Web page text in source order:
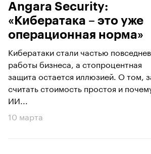
Angara Security:
«Кибератака – это уже
операционная норма»
Кибератаки стали частью
работы бизнеса, а стопроцентная
защита остается иллюзией. О том,
считать стоимость простоя и
ИИ...
10 марта